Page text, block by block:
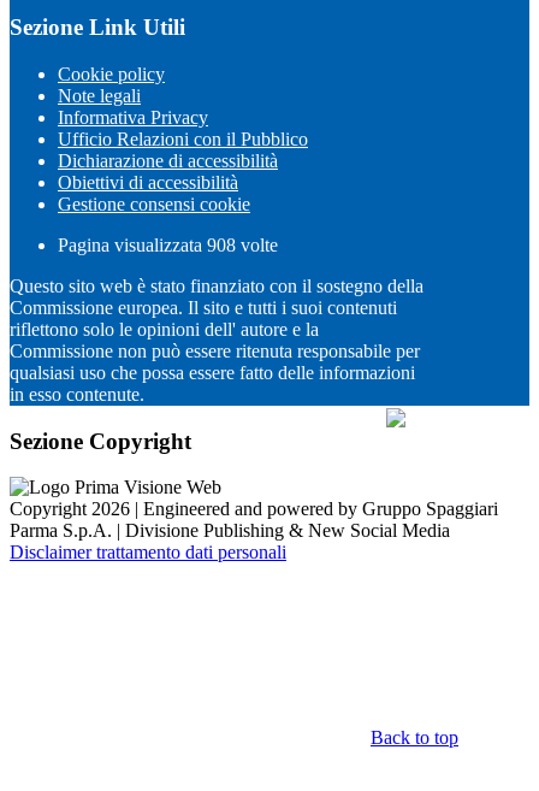
Sezione Link Utili
Cookie policy
Note legali
Informativa Privacy
Ufficio Relazioni con il Pubblico
Dichiarazione di accessibilità
Obiettivi di accessibilità
Gestione consensi cookie
Pagina visualizzata 908 volte
Questo sito web è stato finanziato con il sostegno della
Commissione europea. Il sito e tutti i suoi contenuti
riflettono solo le opinioni dell' autore e la
Commissione non può essere ritenuta responsabile per
qualsiasi uso che possa essere fatto delle informazioni
in esso contenute.
Sezione Copyright
Copyright 2026 | Engineered and powered by Gruppo Spaggiari
Parma S.p.A. | Divisione Publishing & New Social Media
Disclaimer trattamento dati personali
Back to top